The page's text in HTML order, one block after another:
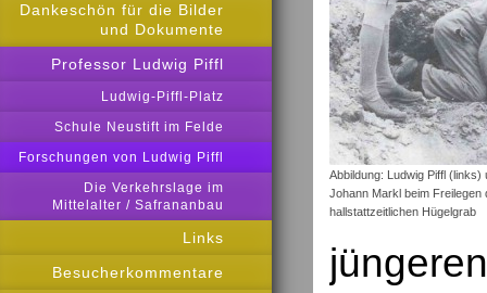
Dankeschön für die Bilder
und Dokumente
Professor Ludwig Piffl
Ludwig-Piffl-Platz
Schule Neustift im Felde
Forschungen von Ludwig Piffl
Die Verkehrslage im
Mittelalter / Safrananbau
Links
Besucherkommentare
Abbildung: Ludwig Piffl (links)
Johann Markl beim Freilegen
hallstattzeitlichen Hügelgrab